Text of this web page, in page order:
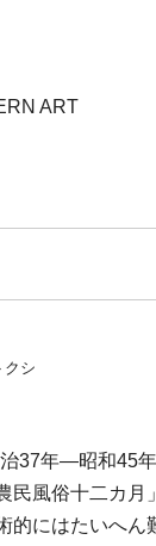
ART
クシ
37年―昭和45
民風俗十二カ
的にはたいへ